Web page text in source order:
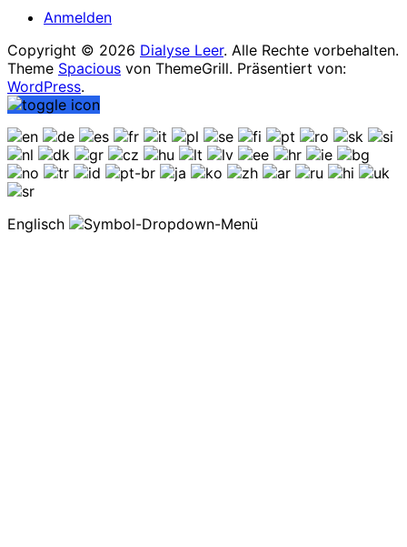
Anmelden
Copyright © 2026 Dialyse Leer. Alle Rechte vorbehalten.
Theme Spacious von ThemeGrill. Präsentiert von:
WordPress.
Englisch